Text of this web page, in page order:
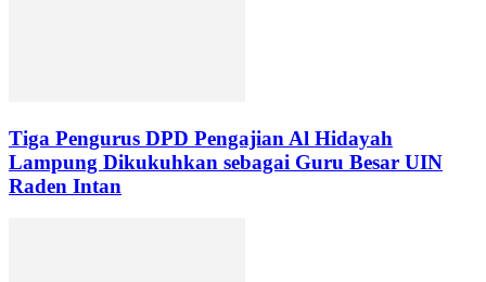
Tiga Pengurus DPD Pengajian Al Hidayah
Lampung Dikukuhkan sebagai Guru Besar UIN
Raden Intan